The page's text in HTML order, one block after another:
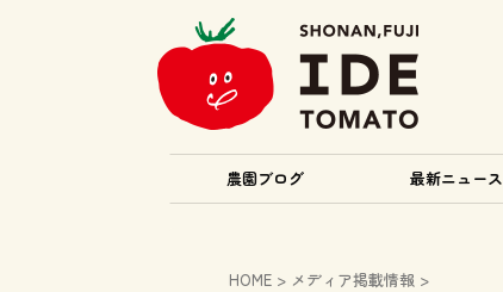
農園ブログ 最新ニュース
HOME > メディア掲載情報 >